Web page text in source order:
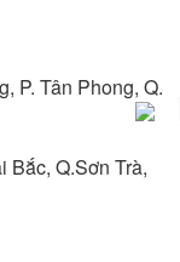
P. Tân Phong, Q.
Q.Sơn Trà,